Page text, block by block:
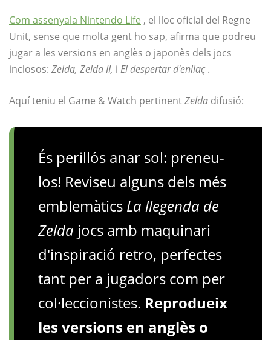
Com assenyala Nintendo Life , el lloc oficial del Regne
Unit, sense que molta gent ho sap, afirma que podreu
jugar a les versions en anglès o japonès dels jocs
inclosos: Zelda, Zelda II, i El despertar d'enllaç .
Aquí teniu el Game & Watch pertinentZelda difusió:
És perillós anar sol: preneu-
los! Reviseu alguns dels més
emblemàtics La llegenda de
Zelda jocs amb maquinari
d'inspiració retro, perfectes
tant per a jugadors com per
col·leccionistes. Reprodueix
les versions en anglès o